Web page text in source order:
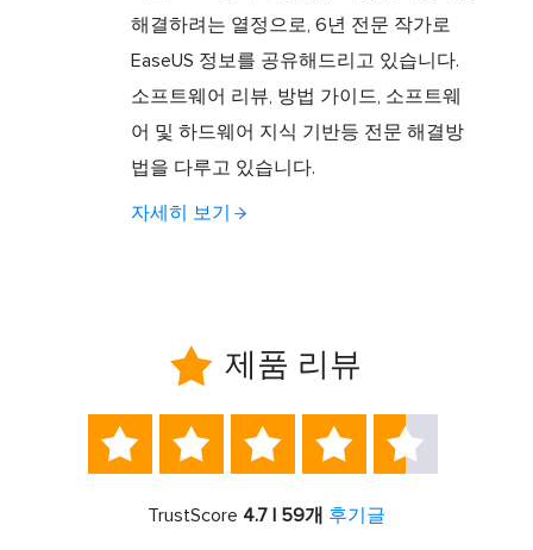
해결하려는 열정으로, 6년 전문 작가로
EaseUS 정보를 공유해드리고 있습니다.
소프트웨어 리뷰, 방법 가이드, 소프트웨
어 및 하드웨어 지식 기반등 전문 해결방
법을 다루고 있습니다.
자세히 보기
 제품 리뷰
    
TrustScore 4.7 | 59개 후기글